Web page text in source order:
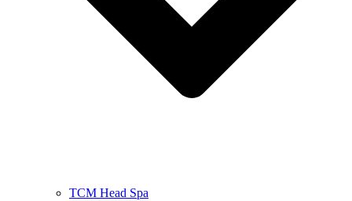
TCM Head Spa